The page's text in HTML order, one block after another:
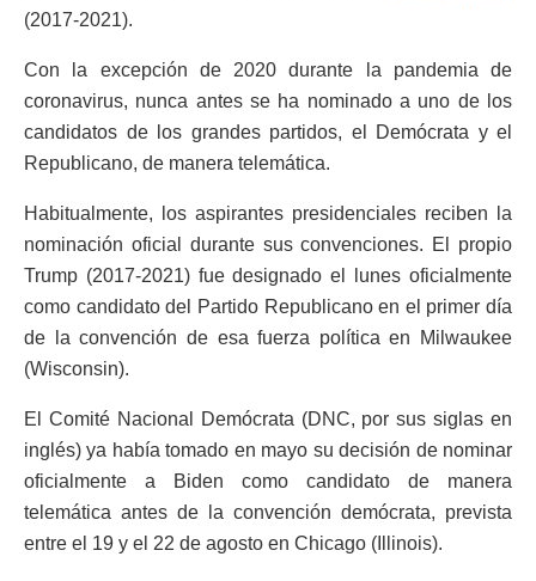
(2017-2021).
Con la excepción de 2020 durante la pandemia de
coronavirus, nunca antes se ha nominado a uno de los
candidatos de los grandes partidos, el Demócrata y el
Republicano, de manera telemática.
Habitualmente, los aspirantes presidenciales reciben la
nominación oficial durante sus convenciones. El propio
Trump (2017-2021) fue designado el lunes oficialmente
como candidato del Partido Republicano en el primer día
de la convención de esa fuerza política en Milwaukee
(Wisconsin).
El Comité Nacional Demócrata (DNC, por sus siglas en
inglés) ya había tomado en mayo su decisión de nominar
oficialmente a Biden como candidato de manera
telemática antes de la convención demócrata, prevista
entre el 19 y el 22 de agosto en Chicago (Illinois).